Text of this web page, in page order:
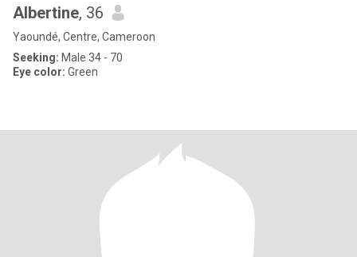
Albertine, 36
Yaoundé, Centre, Cameroon
Seeking: Male 34 - 70
Eye color: Green